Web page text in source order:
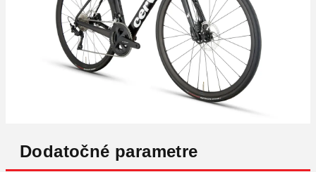
Dodatočné parametre